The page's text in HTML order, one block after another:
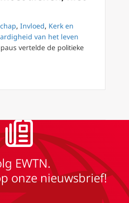
, Invloed, Kerk en
van het leven
vertelde de politieke
De paus zegt tegen politici dat AI de
EWTN.
onze nieuwsbrief!